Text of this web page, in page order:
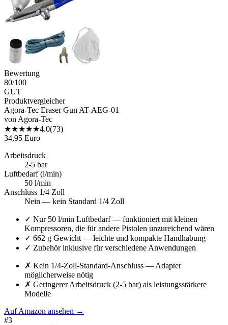
Bewertung
80/100
GUT
Produktvergleicher
Agora-Tec Eraser Gun AT-AEG-01
von Agora-Tec
★★★★★4.0(73)
34,95 Euro
Arbeitsdruck
2-5 bar
Luftbedarf (l/min)
50 l/min
Anschluss 1/4 Zoll
Nein — kein Standard 1/4 Zoll
✓ Nur 50 l/min Luftbedarf — funktioniert mit kleinen
Kompressoren, die für andere Pistolen unzureichend wären
✓ 662 g Gewicht — leichte und kompakte Handhabung
✓ Zubehör inklusive für verschiedene Anwendungen
✗ Kein 1/4-Zoll-Standard-Anschluss — Adapter
möglicherweise nötig
✗ Geringerer Arbeitsdruck (2-5 bar) als leistungsstärkere
Modelle
Auf Amazon ansehen →
#3